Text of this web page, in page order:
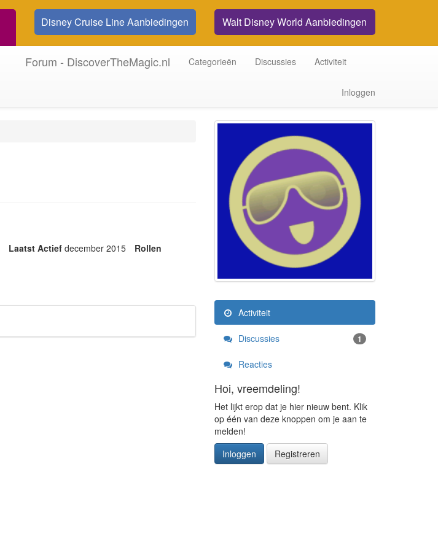
Disney Cruise Line Aanbiedingen Walt Disney World Aanbiedingen
Forum - DiscoverTheMagic.nl Categorieën Discussies Activiteit
Inloggen
Laatst Actief december 2015
Rollen
Activiteit
Discussies 1
Reacties
Hoi, vreemdeling!
Het lijkt erop dat je hier nieuw bent. Klik
op één van deze knoppen om je aan te
melden!
Inloggen
Registreren